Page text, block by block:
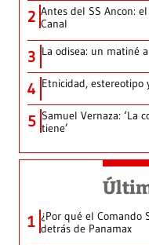
2 Antes del SS Ancon:
Canal
3 La odisea: un matiné
4 Etnicidad, estereotipo
5 Samuel Vernaza: ‘La
tiene’
1 ¿Por qué el Comando
detrás de Panamax